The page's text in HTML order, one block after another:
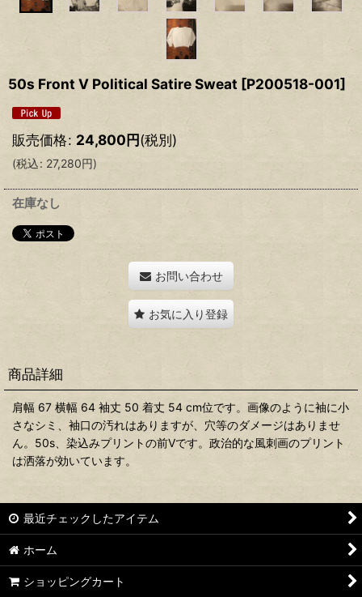
50s Front V Political Satire Sweat [P200518-001]
販売価格: 24,800円(税別)
(税込: 27,280円)
在庫なし
お問い合わせ
お気に入り登録
商品詳細
肩幅 67 横幅 64 袖丈 50 着丈 54 cm位です。画像のように袖に小
さなシミ、袖口の汚れはありますが、穴等のダメージはありませ
ん。50s、染込みプリントの前Vです。政治的な風刺画のプリント
は洒落が効いています。
最近チェックしたアイテム
ホーム
ショッピングカート